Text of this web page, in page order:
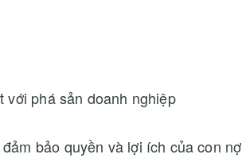
với phá sản doanh nghiệp
bảo quyền và lợi ích của con nợ